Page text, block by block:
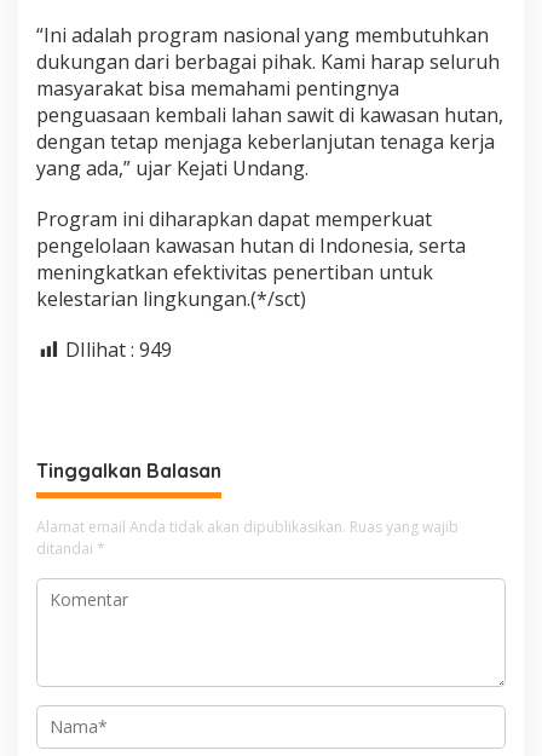
“Ini adalah program nasional yang membutuhkan
dukungan dari berbagai pihak. Kami harap seluruh
masyarakat bisa memahami pentingnya
penguasaan kembali lahan sawit di kawasan hutan,
dengan tetap menjaga keberlanjutan tenaga kerja
yang ada,” ujar Kejati Undang.
Program ini diharapkan dapat memperkuat
pengelolaan kawasan hutan di Indonesia, serta
meningkatkan efektivitas penertiban untuk
kelestarian lingkungan.(*/sct)
DIlihat : 949
Tinggalkan Balasan
Alamat email Anda tidak akan dipublikasikan. Ruas yang wajib
ditandai *